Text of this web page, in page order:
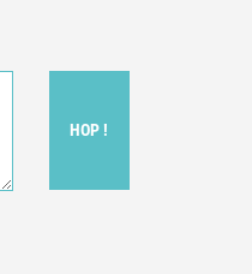
HOP !